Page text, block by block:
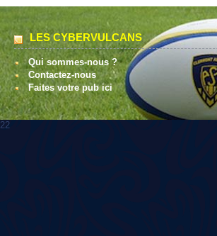
LES CYBERVULCANS
Qui sommes-nous ?
Contactez-nous
Faites votre pub ici
22